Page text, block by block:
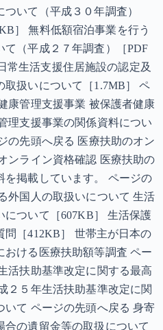
いて（平成３０年調査）
］ 無料低額宿泊事業を行う
（平成２７年調査）［PDF
常生活支援住居施設の認定及
取扱いについて［1.7MB］ ペ
康管理支援事業 被保護者健康
理支援事業の関係資料につい
の先頭へ戻る 医療扶助のオン
ンライン資格確認 医療扶助の
を掲載しています。 ページの
外国人の取扱いについて 生活
ついて［607KB］ 生活保護
問［412KB］ 世帯主が日本の
おける医療扶助額等調査 ペー
活扶助基準改定に関する最高
２５年生活扶助基準改定に関
て ページの先頭へ戻る 身寄
合の遺留金等の取扱について